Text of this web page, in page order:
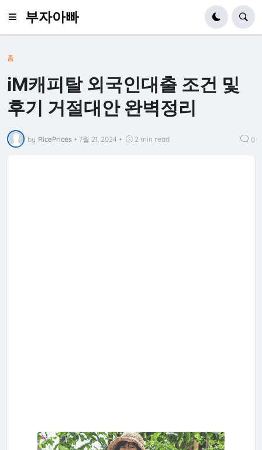
부자아빠
홈
iM캐피탈 외국인대출 조건 및
후기 거절대안 완벽정리
by RicePrices • 7월 21, 2024 • 2 min read 0